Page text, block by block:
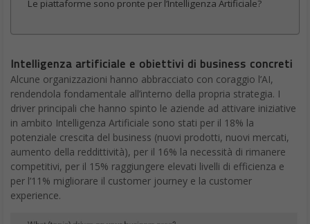
Le piattaforme sono pronte per l’Intelligenza Artificiale?
Intelligenza artificiale e obiettivi di business concreti
Alcune organizzazioni hanno abbracciato con coraggio l’AI,
rendendola fondamentale all’interno della propria strategia. I
driver principali che hanno spinto le aziende ad attivare iniziative
in ambito Intelligenza Artificiale sono stati per il 18% la
potenziale crescita del business (nuovi prodotti, nuovi mercati,
aumento della reddittività), per il 16% la necessità di rimanere
competitivi, per il 15% raggiungere elevati livelli di efficienza e
per l’11% migliorare il customer journey e la customer
experience.